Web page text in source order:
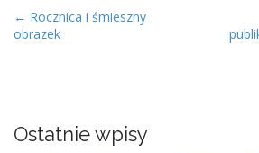
P
o
a
← Rocznica i śmieszny
obrazek
Ostatnie wpisy